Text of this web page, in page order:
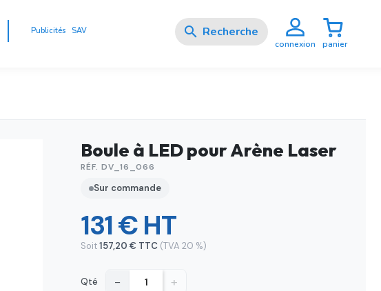
Publicités SAV 
connexion panier
Boule à LED pour Arène Laser
RÉF. DV_16_066
Sur commande
131 € HT
Soit157,20 € TTC (TVA 20 %)
Qté − +